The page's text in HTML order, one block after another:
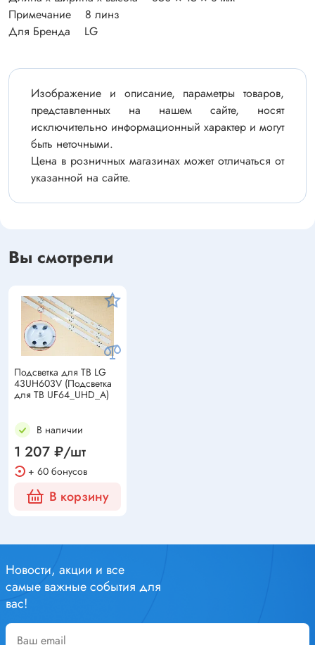
Примечание 8 линз
Для Бренда LG
Изображение и описание, параметры товаров,
представленных на нашем сайте, носят
исключительно информационный характер и могут
быть неточными.
Цена в розничных магазинах может отличаться от
указанной на сайте.
Вы смотрели
Подсветка для ТВ LG
43UH603V (Подсветка
для ТВ UF64_UHD_A)
В наличии
1 207 ₽/шт
+ 60 бонусов
В корзину
Новости, акции и все
самые важные события для
вас!